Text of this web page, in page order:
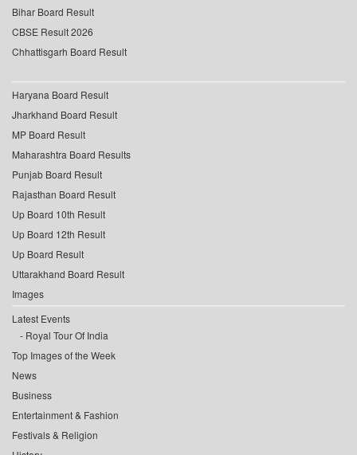
Bihar Board Result
CBSE Result 2026
Chhattisgarh Board Result
Haryana Board Result
Jharkhand Board Result
MP Board Result
Maharashtra Board Results
Punjab Board Result
Rajasthan Board Result
Up Board 10th Result
Up Board 12th Result
Up Board Result
Uttarakhand Board Result
Images
Latest Events
Royal Tour Of India
Top Images of the Week
News
Business
Entertainment & Fashion
Festivals & Religion